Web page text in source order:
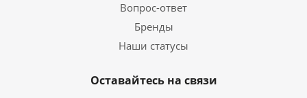
Вопрос-ответ
Бренды
Наши статусы
Оставайтесь на связи